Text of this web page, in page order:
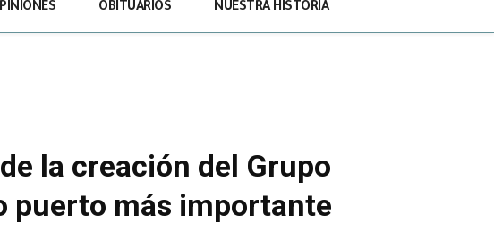
OBITUARIOS NUESTRA HISTORIA
la creación del Grupo
puerto más importante